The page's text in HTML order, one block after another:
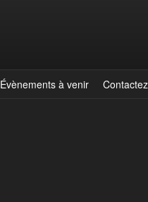
Évènements à venir